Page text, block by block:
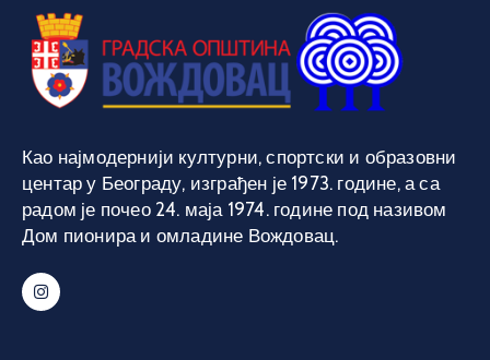
Као најмодернији културни, спортски и образовни
центар у Београду, изграђен је 1973. године, а са
радом је почео 24. маја 1974. године под називом
Дом пионира и омладине Вождовац.